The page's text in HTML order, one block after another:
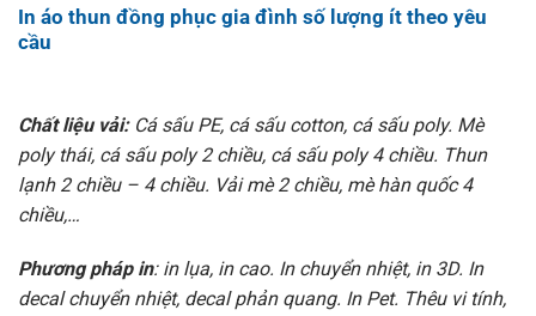
In áo thun đồng phục gia đình số lượng ít theo yêu
cầu
Chất liệu vải:Cá sấu PE, cá sấu cotton, cá sấu poly. Mè
poly thái, cá sấu poly 2 chiều, cá sấu poly 4 chiều. Thun
lạnh 2 chiều – 4 chiều. Vải mè 2 chiều, mè hàn quốc 4
chiều,…
Phương pháp in: in lụa, in cao. In chuyển nhiệt, in 3D. In
decal chuyển nhiệt, decal phản quang. In Pet. Thêu vi tính,